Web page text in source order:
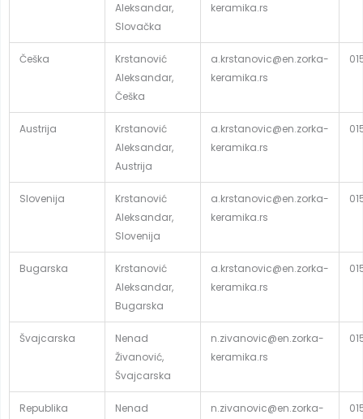
Aleksandar,
Slovačka
keramika.rs
Češka
Krstanović
Aleksandar,
Češka
a.krstanovic@en.zorka-
keramika.rs
Austrija
Krstanović
Aleksandar,
Austrija
a.krstanovic@en.zorka-
keramika.rs
Slovenija
Krstanović
Aleksandar,
Slovenija
a.krstanovic@en.zorka-
keramika.rs
Bugarska
Krstanović
Aleksandar,
Bugarska
a.krstanovic@en.zorka-
keramika.rs
Švajcarska
Nenad
Živanović,
Švajcarska
n.zivanovic@en.zorka-
keramika.rs
Republika
Nenad
n.zivanovic@en.zorka-